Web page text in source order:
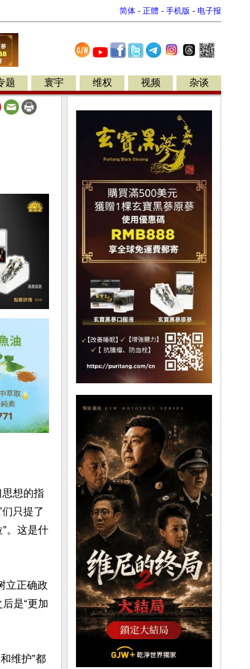
简体 - 正體 - 手机版 - 电子报
题 寰宇 维权 视频 杂谈
想的指
。这是什
立正确政
是“更加
维护”都